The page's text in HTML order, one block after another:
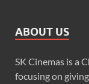
ABOUT US
SK Cinemas is a
focusing on